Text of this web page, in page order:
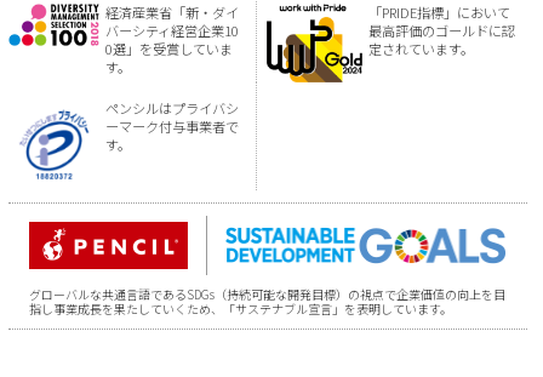
経済産業省「新・ダイ
バーシティ経営企業10
0選」を受賞していま
す。
「PRIDE指標」において
最高評価のゴールドに認
定されています。
ペンシルはプライバシ
ーマーク付与事業者で
す。
グローバルな共通言語であるSDGs（持続可能な開発目標）の視点で企業価値の向上を目
指し事業成長を果たしていくため、「サステナブル宣言」を表明しています。